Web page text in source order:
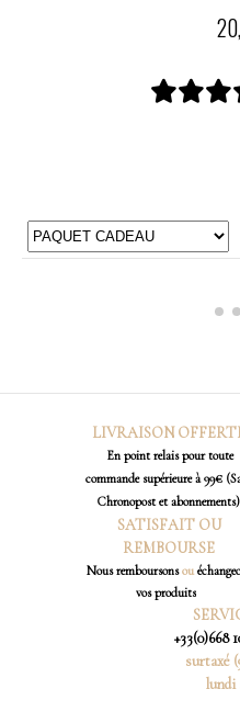
LIVRAISON
En point relais pour toute
commande supérieure à 99€
Chronopost et abonnements)
SATISFAIT OU
REMBOURSE
Nous remboursonsou
vos produits
+33(0)668
surtaxé
lundi